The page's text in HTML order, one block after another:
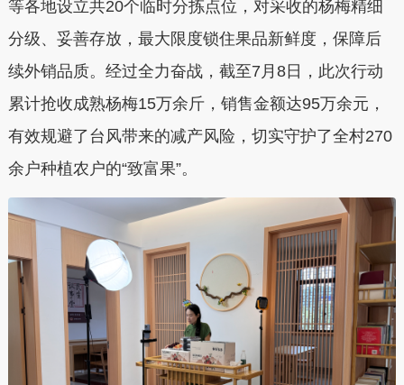
等各地设立共20个临时分拣点位，对采收的杨梅精细
分级、妥善存放，最大限度锁住果品新鲜度，保障后
续外销品质。经过全力奋战，截至7月8日，此次行动
累计抢收成熟杨梅15万余斤，销售金额达95万余元，
有效规避了台风带来的减产风险，切实守护了全村270
余户种植农户的“致富果”。